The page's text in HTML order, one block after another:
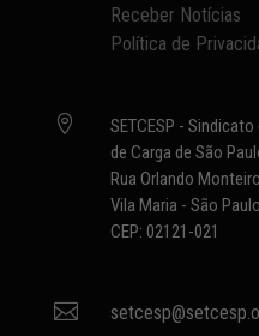
Receber Notícias
Política de

SETCESP -
de Carga de São
Rua Orlando
Vila Maria - São
CEP: 02121-021
